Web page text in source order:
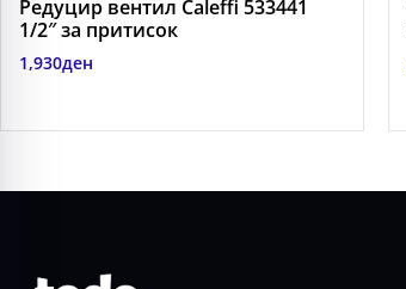
Редуцир вентил Caleffi 533441
1/2″ за притисок
1,930ден